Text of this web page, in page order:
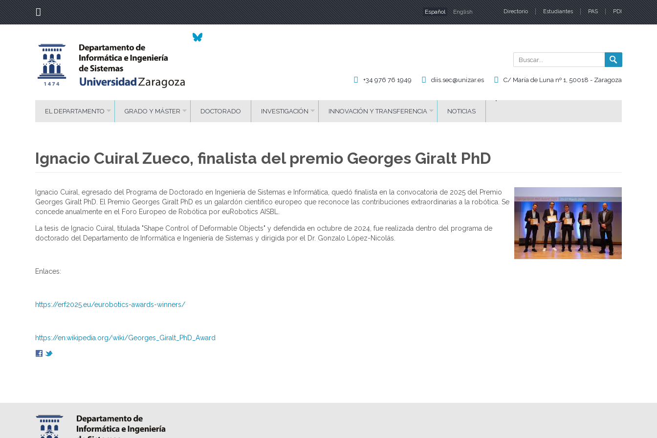
Directorio Estudiantes PAS PDI
Idiomas
Español English
C/ María de Luna nº 1, 50018 - Zaragoza
diis.sec@unizar.es
+34 976 76 1949
EL DEPARTAMENTO GRADO Y MÁSTER DOCTORADO INVESTIGACIÓN INNOVACIÓN Y TRANSFERENCIA NOTICIAS
Ignacio Cuiral Zueco, finalista del premio Georges Giralt PhD
Ignacio Cuiral, egresado del Programa de Doctorado en Ingeniería de Sistemas e Informática, quedó finalista en la convocatoria de 2025 del Premio
Georges Giralt PhD. El Premio Georges Giralt PhD es un galardón científico europeo que reconoce las contribuciones extraordinarias a la robótica. Se
concede anualmente en el Foro Europeo de Robótica por euRobotics AISBL.
La tesis de Ignacio Cuiral, titulada "Shape Control of Deformable Objects" y defendida en octubre de 2024, fue realizada dentro del programa de
doctorado del Departamento de Informática e Ingeniería de Sistemas y dirigida por el Dr. Gonzalo López-Nicolás.
Enlaces:
https://erf2025.eu/eurobotics-awards-winners/
https://en.wikipedia.org/wiki/Georges_Giralt_PhD_Award